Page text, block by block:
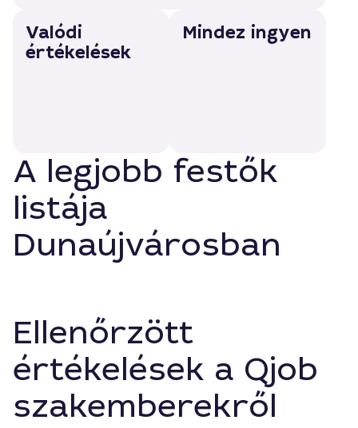
Valódi
értékelések
Mindez ingyen
A legjobb festők
listája
Dunaújvárosban
Ellenőrzött
értékelések a Qjob
szakemberekről